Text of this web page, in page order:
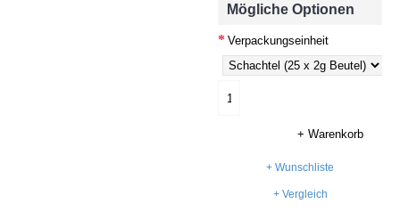
Mögliche Optionen
Verpackungseinheit
+ Warenkorb
+ Wunschliste
+ Vergleich